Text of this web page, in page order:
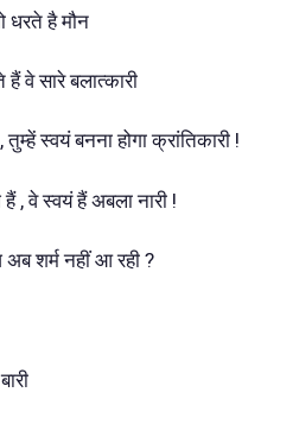
धरते है मौन
वे सारे बलात्कारी
स्वयं बनना होगा क्रांतिकारी !
, वे स्वयं हैं अबला नारी !
शर्म नहीं आ रही ?